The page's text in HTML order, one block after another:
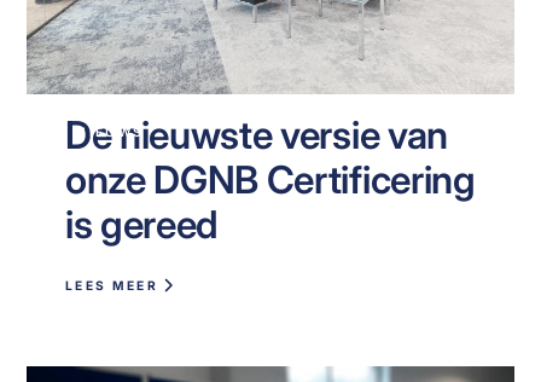
NIEUWS
De nieuwste versie van
onze DGNB Certificering
is gereed
LEES MEER